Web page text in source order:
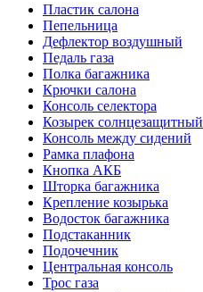
Пластик салона
Пепельница
Дефлектор воздушный
Педаль газа
Полка багажника
Крючки салона
Консоль селектора
Козырек солнцезащитный
Консоль между сидений
Рамка плафона
Кнопка АКБ
Шторка багажника
Крепление козырька
Водосток багажника
Подстаканник
Подочечник
Центральная консоль
Трос газа